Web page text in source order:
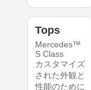
Tops
Mercedes™
S Class
カスタマイズ
された外観と
性能のために